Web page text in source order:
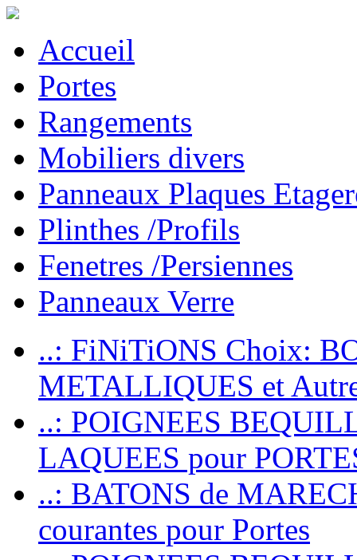
Accueil
Portes
Rangements
Mobiliers divers
Panneaux Plaques
Plinthes /Profils
Fenetres /Persiennes
Panneaux Verre
..: FiNiTiONS Choix:
METALLIQUES et
..: POIGNEES
LAQUEES pour
..: BATONS de
courantes pour Portes